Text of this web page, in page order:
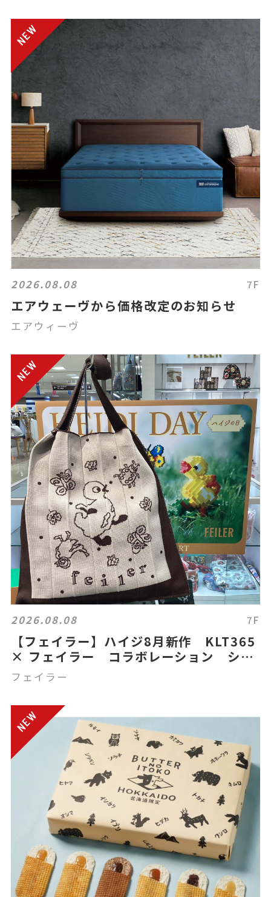
2026.08.08 7F
エアウェーヴから価格改定のお知らせ
エアウィーヴ
2026.08.08 7F
【フェイラー】ハイジ8月新作 KLT365
× フェイラー コラボレーション ショ
ルダーバック ニッティー
フェイラー